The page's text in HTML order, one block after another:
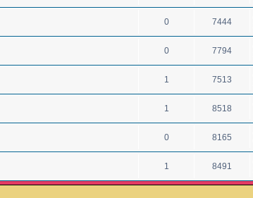
0 7444
0 7794
1 7513
1 8518
0 8165
1 8491